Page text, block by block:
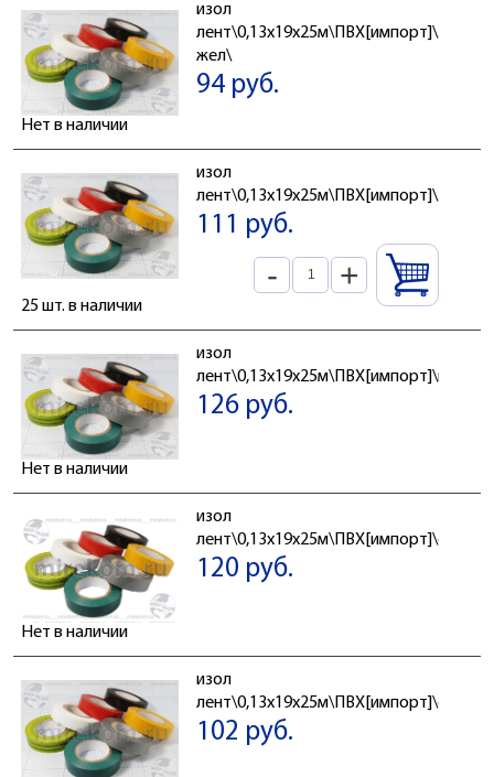
изол
лент\0,13x19x25м\ПВХ[импорт]\зел/
жел\
94 руб.
Нет в наличии
изол
лент\0,13x19x25м\ПВХ[импорт]\зел\
111 руб.
- +
25 шт. в наличии
изол
лент\0,13x19x25м\ПВХ[импорт]\кр\
126 руб.
Нет в наличии
изол
лент\0,13x19x25м\ПВХ[импорт]\сер\
120 руб.
Нет в наличии
изол
лент\0,13x19x25м\ПВХ[импорт]\сер\
102 руб.